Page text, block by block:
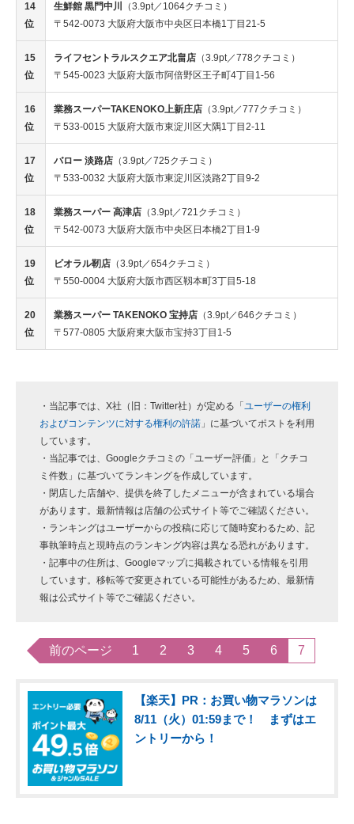
14
位
生鮮館 黒門中川
（3.9pt／1064クチコミ）
〒542-0073 大阪府大阪市中央区日本橋1丁目21-5
15
位
ライフセントラルスクエア北畠店 （3.9pt／778クチコミ）
〒545-0023 大阪府大阪市阿倍野区王子町4丁目1-56
16
位
業務スーパーTAKENOKO上新庄店 （3.9pt／777クチコミ）
〒533-0015 大阪府大阪市東淀川区大隅1丁目2-11
17
位
バロー 淡路店 （3.9pt／725クチコミ）
〒533-0032 大阪府大阪市東淀川区淡路2丁目9-2
18
位
業務スーパー 高津店 （3.9pt／721クチコミ）
〒542-0073 大阪府大阪市中央区日本橋2丁目1-9
19
位
ビオラル靭店 （3.9pt／654クチコミ）
〒550-0004 大阪府大阪市西区靱本町3丁目5-18
20
位
業務スーパー TAKENOKO 宝持店 （3.9pt／646クチコミ）
〒577-0805 大阪府東大阪市宝持3丁目1-5
・当記事では、X社（旧：Twitter社）が定める「 ユーザーの権利
およびコンテンツに対する権利の許諾 」に基づいてポストを利用
しています。
・当記事では、Googleクチコミの「ユーザー評価」と「クチコ
ミ件数」に基づいてランキングを作成しています。
・閉店した店舗や、提供を終了したメニューが含まれている場合
があります。最新情報は店舗の公式サイト等でご確認ください。
・ランキングはユーザーからの投稿に応じて随時変わるため、記
事執筆時点と現時点のランキング内容は異なる恐れがあります。
・記事中の住所は、Googleマップに掲載されている情報を引用
しています。移転等で変更されている可能性があるため、最新情
報は公式サイト等でご確認ください。
前のページ 1 2 3 4 5 6 7
【楽天】PR：お買い物マラソンは
8/11（火）01:59まで！ まずはエ
ントリーから！